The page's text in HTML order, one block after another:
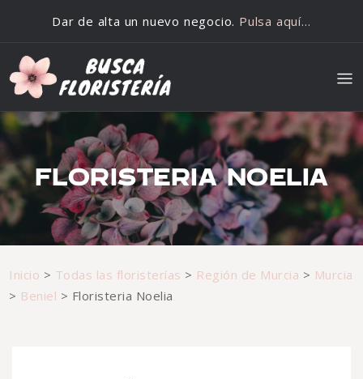
Dar de alta un nuevo negocio. Pulsa aquí…
FLORISTERIA NOELIA
Inicio > Todas las floristerías > Región de Murcia > Murcia
> Beniel > Floristeria Noelia